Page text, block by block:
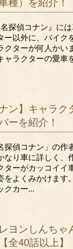
内里奈
藤和義
種）を紹介！
探偵コナン』に
ー以外に、バイク
クターが何人かい
ャラクターの愛車
ン】キャラク
ーを紹介！
探偵コナン」の作
なり車に詳しく、
ターがカッコイイ
をよくみかけます
クカー...
ヨンしんちゃ
全40話以上】